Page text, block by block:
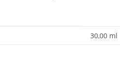
30,00 ml